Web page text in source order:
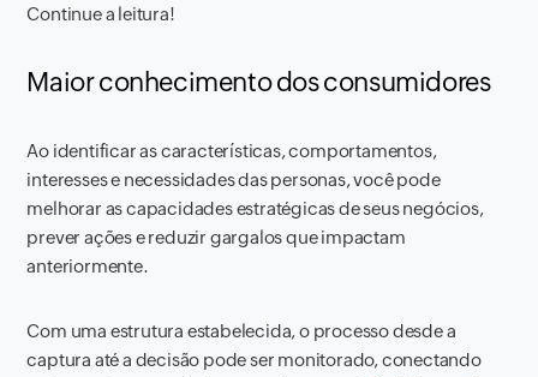
Continue a leitura!
Maior conhecimento dos consumidores
Ao identificar as características, comportamentos,
interesses e necessidades das personas, você pode
melhorar as capacidades estratégicas de seus negócios,
prever ações e reduzir gargalos que impactam
anteriormente.
Com uma estrutura estabelecida, o processo desde a
captura até a decisão pode ser monitorado, conectando